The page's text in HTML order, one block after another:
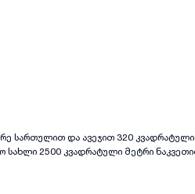
მეტრი ფართის
2500 კვადრატული მეტრი
. არის დენი, წყალი და გაზი.